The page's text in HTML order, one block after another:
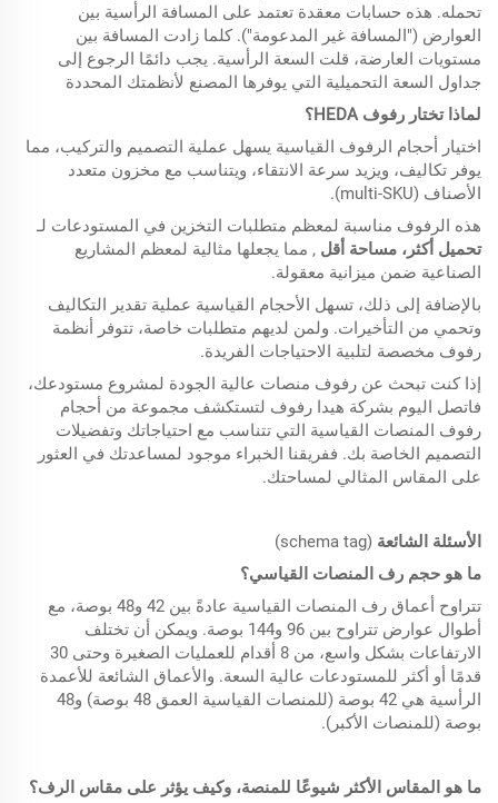
تحمله. هذه حسابات معقدة تعتمد على المسافة الرأسية بين
العوارض ("المسافة غير المدعومة"). كلما زادت المسافة بين
مستويات العارضة، قلت السعة الرأسية. يجب دائمًا الرجوع إلى
جداول السعة التحميلية التي يوفرها المصنع لأنظمتك المحددة
لماذا تختار رفوف HEDA؟
اختيار أحجام الرفوف القياسية يسهل عملية التصميم والتركيب، مما
يوفر تكاليف، ويزيد سرعة الانتقاء، ويتناسب مع مخزون متعدد
الأصناف (multi-SKU).
هذه الرفوف مناسبة لمعظم متطلبات التخزين في المستودعات لـ
تحميل أكثر، مساحة أقل , مما يجعلها مثالية لمعظم المشاريع
الصناعية ضمن ميزانية معقولة.
بالإضافة إلى ذلك، تسهل الأحجام القياسية عملية تقدير التكاليف
وتحمي من التأخيرات. ولمن لديهم متطلبات خاصة، تتوفر أنظمة
رفوف مخصصة لتلبية الاحتياجات الفريدة.
إذا كنت تبحث عن رفوف منصات عالية الجودة لمشروع مستودعك،
فاتصل اليوم بشركة هيدا رفوف لتستكشف مجموعة من أحجام
رفوف المنصات القياسية التي تتناسب مع احتياجاتك وتفضيلات
التصميم الخاصة بك. ففريقنا الخبراء موجود لمساعدتك في العثور
على المقاس المثالي لمساحتك.
الأسئلة الشائعة (schema tag)
ما هو حجم رف المنصات القياسي؟
تتراوح أعماق رف المنصات القياسية عادةً بين 42 و48 بوصة، مع
أطوال عوارض تتراوح بين 96 و144 بوصة. ويمكن أن تختلف
الارتفاعات بشكل واسع، من 8 أقدام للعمليات الصغيرة وحتى 30
قدمًا أو أكثر للمستودعات عالية السعة. والأعماق الشائعة للأعمدة
الرأسية هي 42 بوصة (للمنصات القياسية العمق 48 بوصة) و48
بوصة (للمنصات الأكبر).
ما هو المقاس الأكثر شيوعًا للمنصة، وكيف يؤثر على مقاس الرف؟